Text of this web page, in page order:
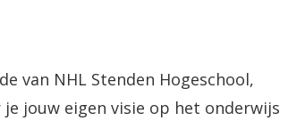
van NHL Stenden Hogeschool,
jouw eigen visie op het onderwijs